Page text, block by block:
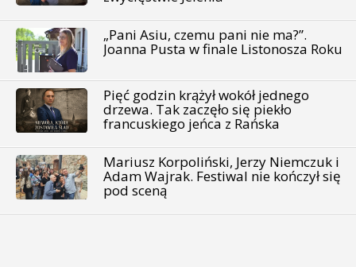
„Pani Asiu, czemu pani nie ma?”.
Joanna Pusta w finale Listonosza Roku
Pięć godzin krążył wokół jednego
drzewa. Tak zaczęło się piekło
francuskiego jeńca z Rańska
Mariusz Korpoliński, Jerzy Niemczuk i
Adam Wajrak. Festiwal nie kończył się
pod sceną